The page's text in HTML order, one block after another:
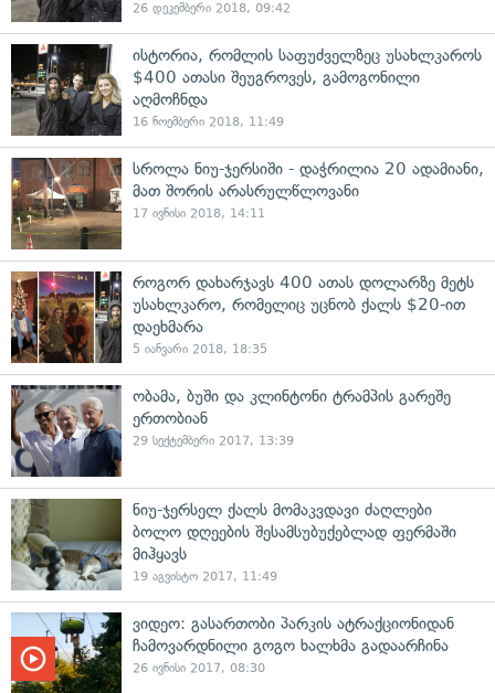
26 დეკემბერი 2018, 09:42
ისტორია, რომლის საფუძველზეც უსახლკაროს
$400 ათასი შეუგროვეს, გამოგონილი
აღმოჩნდა
16 ნოემბერი 2018, 11:49
სროლა ნიუ-ჯერსიში - დაჭრილია 20 ადამიანი,
მათ შორის არასრულწლოვანი
17 ივნისი 2018, 14:11
როგორ დახარჯავს 400 ათას დოლარზე მეტს
უსახლკარო, რომელიც უცნობ ქალს $20-ით
დაეხმარა
5 იანვარი 2018, 18:35
ობამა, ბუში და კლინტონი ტრამპის გარეშე
ერთობიან
29 სექტემბერი 2017, 13:39
ნიუ-ჯერსელ ქალს მომაკვდავი ძაღლები
ბოლო დღეების შესამსუბუქებლად ფერმაში
მიჰყავს
19 აგვისტო 2017, 11:49
ვიდეო: გასართობი პარკის ატრაქციონიდან
ჩამოვარდნილი გოგო ხალხმა გადაარჩინა
26 ივნისი 2017, 08:30